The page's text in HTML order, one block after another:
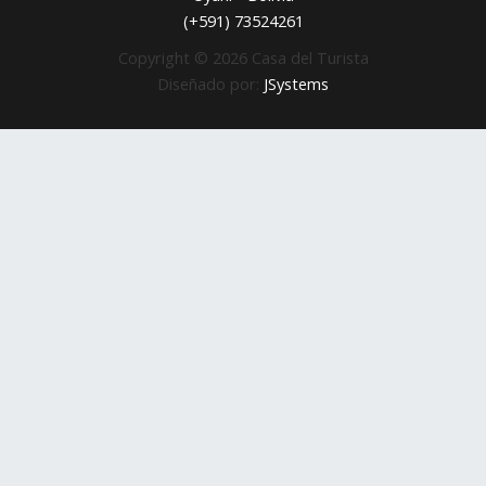
(+591) 73524261
Copyright © 2026 Casa del Turista
Diseñado por: JSystems